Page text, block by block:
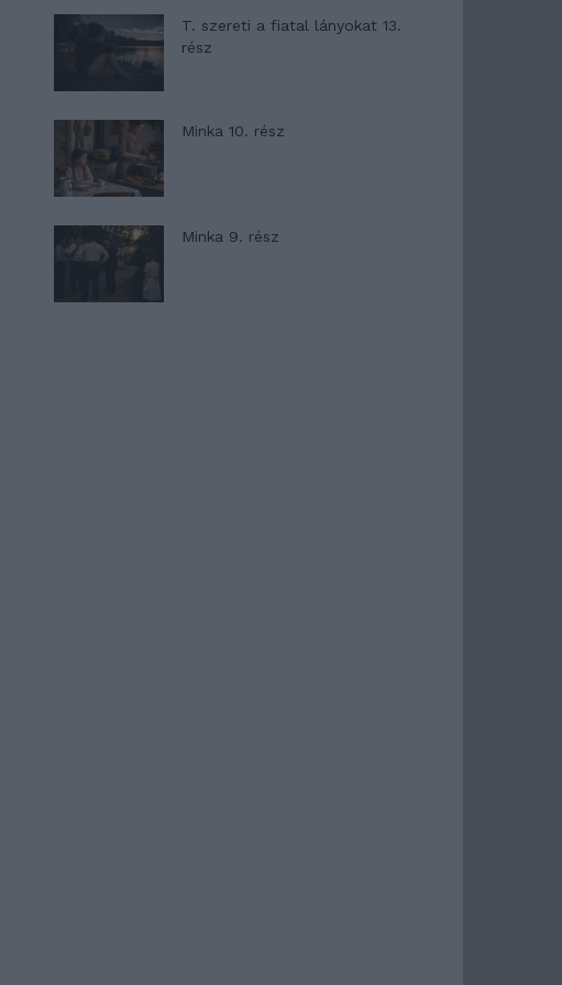
T. szereti a fiatal lányokat 13.
rész
Minka 10. rész
Minka 9. rész